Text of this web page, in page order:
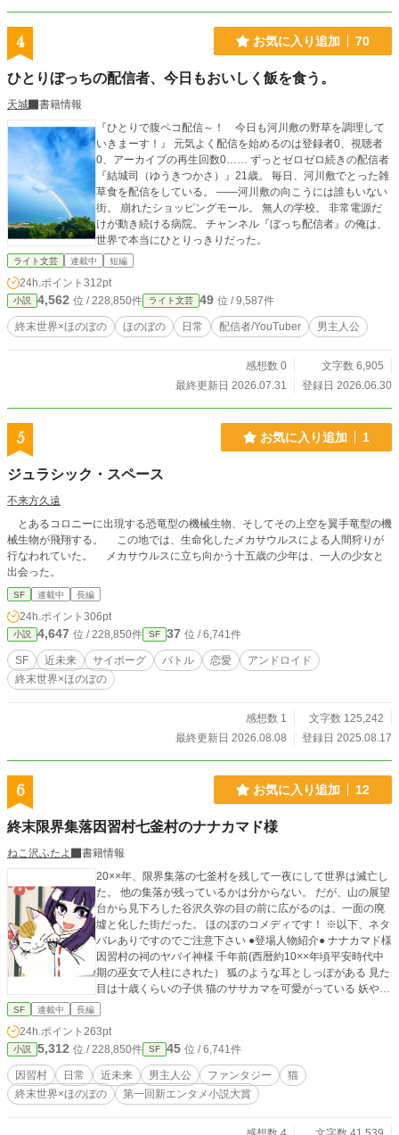
から手伝って」 「連絡通路の高架橋を作りたいから資材調達
ーマンと人参の成長早めたんだけど……」 「……食う」
徘徊する終末世界。それでも人は生きていかなければならな
い。美味しいものに釣られ、馬車馬のように働くマスターの
ように……』 『うるせえぞ！』 ――で、お送り致しており
ます。 もしお気に召しましたら、ご一読いただけますと幸
いです。 【読者の皆様へ】 本作は、作者の脳内でこねくりま
わしたフィクションにございます。 登場人物・団体・事件そ
の他もろもろはすべて架空のものであり、実在のものとは関
係ございませぬ。 作中に登場する施設等には実在のものを参
考にした箇所もございますが、あくまで物語のために再構築
楽しみいただければ幸いです。
4 お気に入り追加 70
ひとりぼっちの配信者、今日もおいしく飯を食う。
天城
書籍情報
『ひとりで腹ペコ配信～！ 今日も河川敷の野草を調理して
いきまーす！』 元気よく配信を始めるのは登録者0、視聴者
0、アーカイブの再生回数0…… ずっとゼロゼロ続きの配信者
『結城司（ゆうきつかさ）』21歳。 毎日、河川敷でとった雑
草食を配信をしている。 ――河川敷の向こうには誰もいない
街。 崩れたショッピングモール。 無人の学校。 非常電源だ
けが動き続ける病院。 チャンネル『ぼっち配信者』の俺は、
世界で本当にひとりっきりだった。
ライト文芸 連載中 短編
24h.ポイント 312pt
小説 4,562 位 / 228,850件 ライト文芸 49 位 / 9,587件
終末世界×ほのぼの ほのぼの 日常 配信者/YouTuber 男主人公
感想数 0
文字数 6,905
最終更新日 2026.07.31
登録日 2026.06.30
5 お気に入り追加 1
ジュラシック・スペース
不来方久遠
とあるコロニーに出現する恐竜型の機械生物、そしてその上空を翼手竜型の機
械生物が飛翔する。 この地では、生命化したメカサウルスによる人間狩りが
行なわれていた。 メカサウルスに立ち向かう十五歳の少年は、一人の少女と
出会った。
SF 連載中 長編
24h.ポイント 306pt
小説 4,647 位 / 228,850件 SF 37 位 / 6,741件
SF 近未来 サイボーグ バトル 恋愛
アンドロイド
終末世界×ほのぼの
感想数 1
文字数 125,242
最終更新日 2026.08.08
登録日 2025.08.17
6 お気に入り追加 12
終末限界集落因習村七釜村のナナカマド様
ねこ沢ふたよ
書籍情報
20××年、限界集落の七釜村を残して一夜にして世界は滅亡し
た。 他の集落が残っているかは分からない。 だが、山の展望
台から見下ろした谷沢久弥の目の前に広がるのは、一面の廃
墟と化した街だった。 ほのぼのコメディです！ ※以下、ネタ
バレありですのでご注意下さい ●登場人物紹介● ナナカマド様
因習村の祠のヤバイ神様 千年前(西暦約10××年頃平安時代中
期の巫女で人柱にされた） 狐のような耳としっぽがある 見た
目は十歳くらいの子供 猫のササカマを可愛がっている 妖や神
様の知り合いがいる ササカマ 普通の猫。茶トラ。 ナナカマ
中久弥が作った猫会話マシンで、話せるようになる 七釜歩美
久弥の幼馴染 村で高校卒業後に巫女をしていた ナナカマド様
にお仕えしている 両親は歩美が中学生の時に死亡 七釜有美
久弥の幼馴染、歩美の双子の姉 茶髪のギャル 歩美とは仲良し
だが、祠も村も嫌いでいつか外で就職しようとしていた 看
SF 連載中 長編
24h.ポイント 263pt
小説 5,312 位 / 228,850件 SF 45 位 / 6,741件
因習村 日常 近未来 男主人公 ファンタジー
猫
終末世界×ほのぼの
第一回新エンタメ小説大賞